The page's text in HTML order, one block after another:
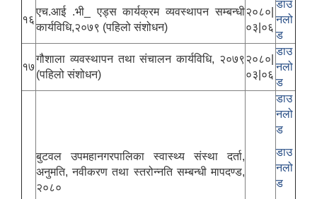
१६
एच.आई .भी_ एड्स कार्यक्रम व्यवस्थापन सम्बन्धी
कार्यविधि,२०७९ (पहिलो संशोधन)
२०८०|
०३|०६
डाउ
नलो
ड
१७
गौशाला व्यवस्थापन तथा संचालन कार्यविधि, २०७९
(पहिलो संशोधन)
२०८०|
०३|०६
डाउ
नलो
ड
बुटवल उपमहानगरपालिका स्वास्थ्य संस्था दर्ता,
अनुमति, नवीकरण तथा स्तरोन्नति सम्बन्धी मापदण्ड,
२०८०
डाउ
नलो
ड
डाउ
नलो
ड